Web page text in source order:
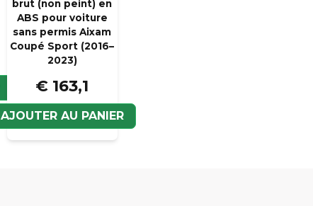
brut (non peint) en
ABS pour voiture
sans permis Aixam
Coupé Sport (2016–
2023)
€ 163,1
AJOUTER AU PANIER